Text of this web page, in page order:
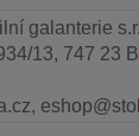
galanterie
13, 747 23